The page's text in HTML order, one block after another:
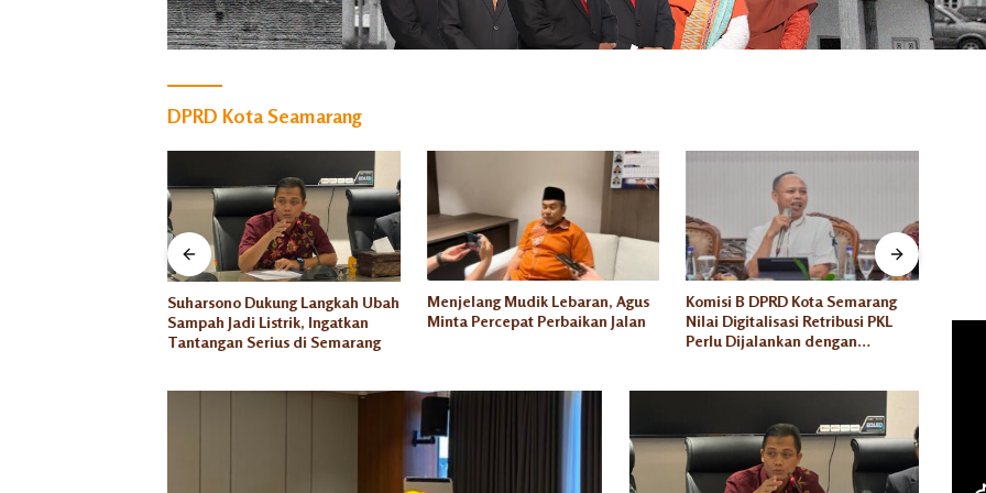
DPRD Kota Seamarang
Suharsono Dukung Langkah Ubah
Sampah Jadi Listrik, Ingatkan
Tantangan Serius di Semarang
Menjelang Mudik Lebaran, Agus
Minta Percepat Perbaikan Jalan
Komisi B DPRD Kota Semarang
Nilai Digitalisasi Retribusi PKL
Perlu Dijalankan dengan